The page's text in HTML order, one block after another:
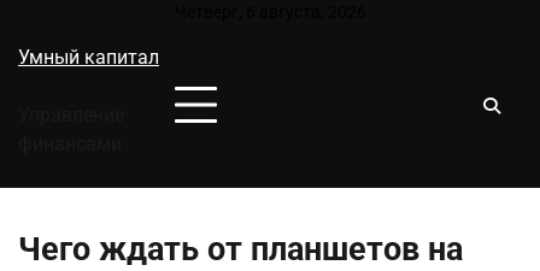
содержимому
Умный капитал
Чего ждать от планшетов на